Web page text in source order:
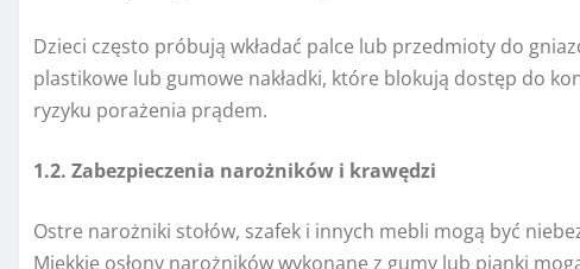
Dzieci często próbują wkładać palce lub przedmioty do
plastikowe lub gumowe nakładki, które blokują dostęp do
ryzyku porażenia prądem.
1.2. Zabezpieczenia narożników i krawędzi
Ostre narożniki stołów, szafek i innych mebli mogą być
Miękkie osłony narożników wykonane z gumy lub pianki